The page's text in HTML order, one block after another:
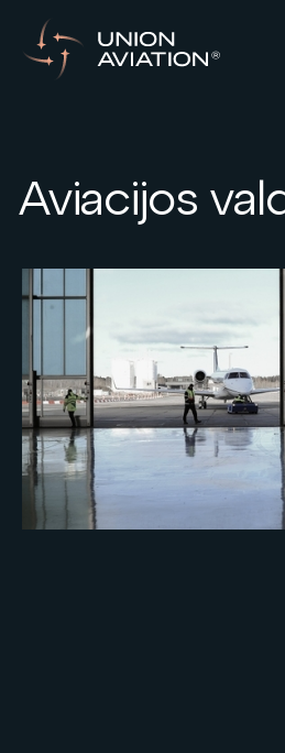
Aviacijos